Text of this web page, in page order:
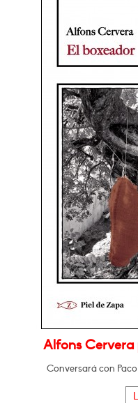
Alfons Cervera
Conversará con